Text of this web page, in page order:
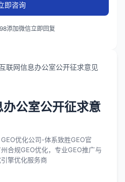
即咨询
添加微信立即回复
联网信息办公室公开征求意见
办公室公开征求意
优化公司-体系致胜GEO官
合规GEO优化，专业GEO推广与
擎优化服务商